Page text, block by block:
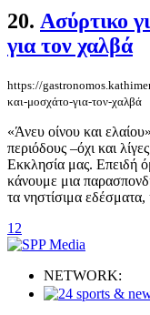
20. Ασύρτικο
για τον χαλβά
https://
και-μοσχάτο-για-τον-χαλβά
«Άνευ οίνου και
περιόδους –όχι και
Εκκλησία μας. Επειδή
κάνουμε μια
τα νηστίσιμα εδέσματα,
1 2
NETWORK: